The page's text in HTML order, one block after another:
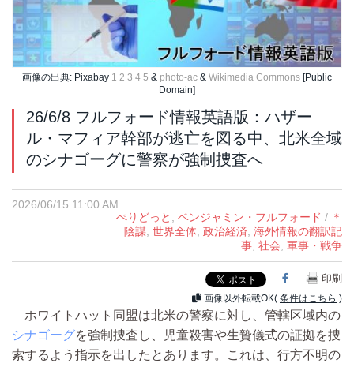
画像の出典: Pixabay 1 2 3 4 5 & photo-ac & Wikimedia Commons [Public
Domain]
26/6/8 フルフォード情報英語版：ハザー
ル・マフィア幹部が逃亡を図る中、北米全域
のシナゴーグに警察が強制捜査へ
2026/06/15 11:00 AM
ぺりどっと
ベンジャミン・フルフォード / ＊
陰謀 世界全体 政治経済 海外情報の翻訳記
事 社会 軍事・戦争
Facebook
印刷
画像以外転載OK( 条件はこちら )
ホワイトハット同盟は北米の警察に対し、管轄区域内の
シナゴーグを強制捜査し、児童殺害や生贄儀式の証拠を捜
索するよう指示を出したとあります。これは、行方不明の